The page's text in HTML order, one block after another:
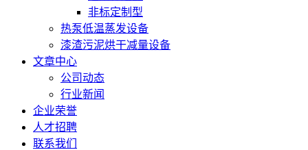
非标定制型
热泵低温蒸发设备
漆渣污泥烘干减量设备
文章中心
公司动态
行业新闻
企业荣誉
人才招聘
联系我们